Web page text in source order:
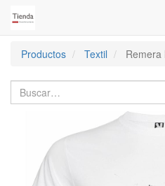
Productos
Textil Remera